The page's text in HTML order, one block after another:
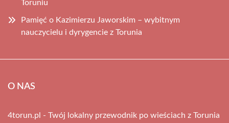
Toruniu
Pamięć o Kazimierzu Jaworskim – wybitnym
nauczycielu i dyrygencie z Torunia
O NAS
4torun.pl - Twój lokalny przewodnik po wieściach z Torunia